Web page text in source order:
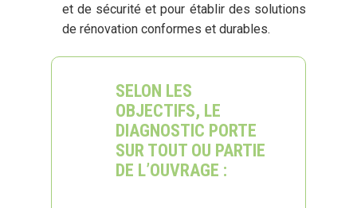
et de sécurité et pour établir des solutions
de rénovation conformes et durables.
SELON LES
OBJECTIFS, LE
DIAGNOSTIC PORTE
SUR TOUT OU PARTIE
DE L’OUVRAGE :